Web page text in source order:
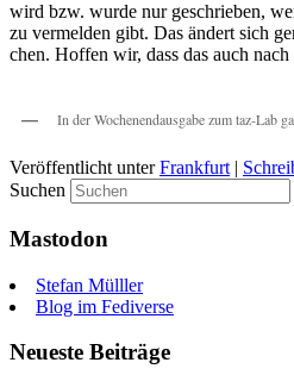
wird bzw. wur­de nur geschrie­ben,
zu ver­mel­den gibt. Das ändert sich
chen. Hof­fen wir, dass das auch
In der Wochen­end­aus­ga­be zum taz-Lab
Veröffentlicht unter Frankfurt |
Suchen
Mastodon
Stefan Mülller
Blog im Fediverse
Neueste Beiträge